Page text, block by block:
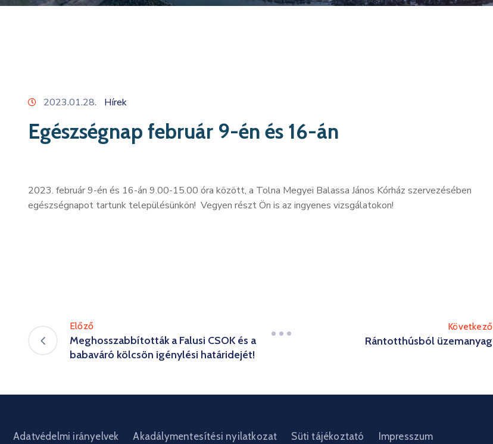
2023.01.28. Hírek
Egészségnap február 9-én és 16-án
2023. február 9-én és 16-án 9.00-15.00 óra között, a Tolna Megyei Balassa János Kórház szervezésében
egészségnapot tartunk településünkön! Vegyen részt Ön is az ingyenes vizsgálatokon!
Előző
Meghosszabbították a Falusi CSOK és a
babaváró kölcsön igénylési határidejét!
Következő
Rántotthúsból üzemanyag
Adatvédelmi irányelvek Akadálymentesítési nyilatkozat Süti tájékoztató Impresszum